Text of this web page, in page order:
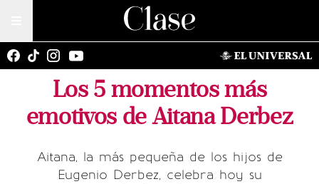
Los 5 momentos más
emotivos de Aitana Derbez
Aitana, la más pequeña de los hijos de
Eugenio Derbez, celebra hoy su